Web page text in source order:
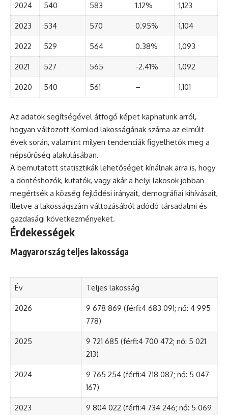
2024 540 583 1.12% 1,123
2023 534 570 0.95% 1,104
2022 529 564 0.38% 1,093
2021 527 565 -2.41% 1,092
2020 540 561 – 1,101
Az adatok segítségével átfogó képet kaphatunk arról,
hogyan változott Komlod lakosságának száma az elmúlt
évek során, valamint milyen tendenciák figyelhetők meg a
népsűrűség alakulásában.
A bemutatott statisztikák lehetőséget kínálnak arra is, hogy
a döntéshozók, kutatók, vagy akár a helyi lakosok jobban
megértsék a község fejlődési irányait, demográfiai kihívásait,
illetve a lakosságszám változásából adódó társadalmi és
gazdasági következményeket.
Érdekességek
Magyarország teljes lakossága
Év Teljes lakosság
2026
9 678 869 (férfi:4 683 091; nő: 4 995
778)
2025
9 721 685 (férfi:4 700 472; nő: 5 021
213)
2024
9 765 254 (férfi:4 718 087; nő: 5 047
167)
2023
9 804 022 (férfi:4 734 246; nő: 5 069